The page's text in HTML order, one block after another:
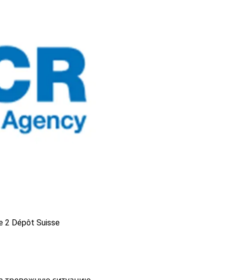
2 Dépôt Suisse